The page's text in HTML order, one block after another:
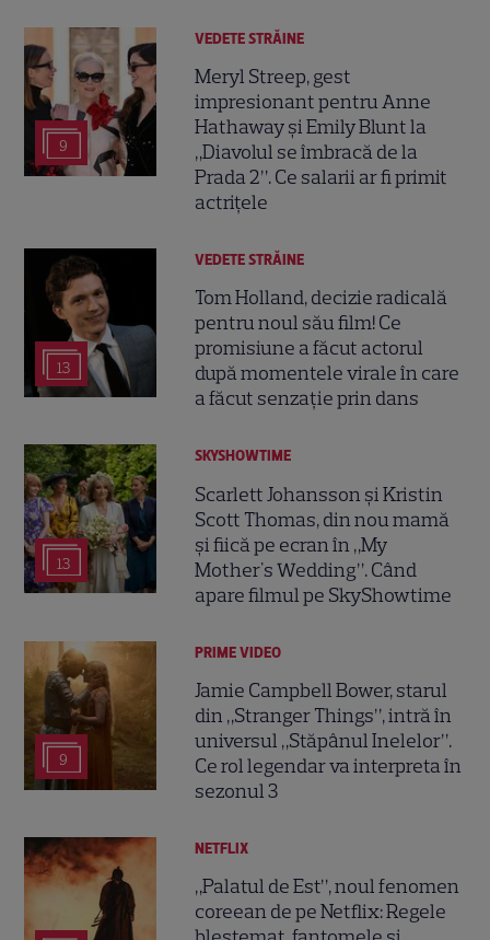
9
VEDETE STRĂINE
Meryl Streep, gest
impresionant pentru Anne
Hathaway și Emily Blunt la
„Diavolul se îmbracă de la
Prada 2”. Ce salarii ar fi primit
actrițele
13
VEDETE STRĂINE
Tom Holland, decizie radicală
pentru noul său film! Ce
promisiune a făcut actorul
după momentele virale în care
a făcut senzație prin dans
13
SKYSHOWTIME
Scarlett Johansson și Kristin
Scott Thomas, din nou mamă
și fiică pe ecran în „My
Mother's Wedding”. Când
apare filmul pe SkyShowtime
9
PRIME VIDEO
Jamie Campbell Bower, starul
din „Stranger Things”, intră în
universul „Stăpânul Inelelor”.
Ce rol legendar va interpreta în
sezonul 3
NETFLIX
„Palatul de Est”, noul fenomen
coreean de pe Netflix: Regele